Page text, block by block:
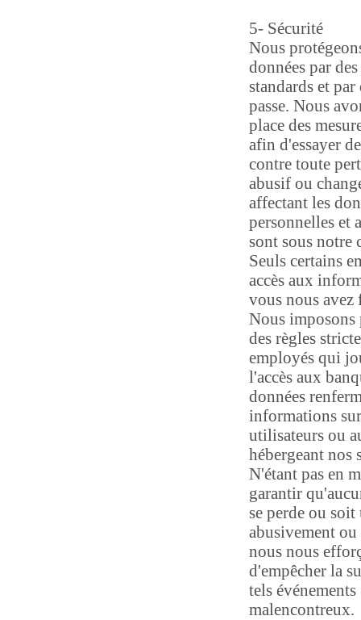
5- Sécurité
Nous
données par
standards et par
passe. Nous
place des
afin d'essayer
contre toute
abusif ou
affectant les
personnelles et
sont sous notre
Seuls certains
accès aux
vous nous avez
Nous imposons
des règles
employés qui
l'accès aux
données
informations
utilisateurs ou
hébergeant nos
N'étant pas en
garantir
se perde ou
abusivement
nous nous
d'empêcher la
tels événements
malencontreux.